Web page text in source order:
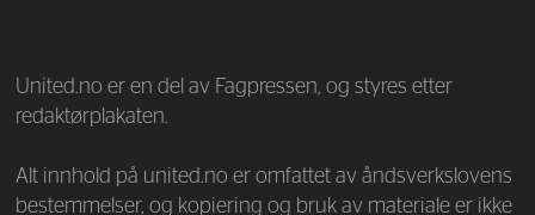
United.no er en del av Fagpressen, og styres etter
redaktørplakaten.
Alt innhold på united.no er omfattet av åndsverkslovens
bestemmelser, og kopiering og bruk av materiale er ikke